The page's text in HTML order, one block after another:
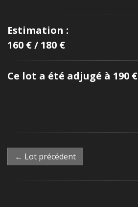
Estimation :
160 € / 180 €
Ce lot a été adjugé à 190 €
← Lot précédent